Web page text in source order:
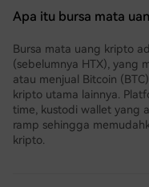
Apa itu bursa mata
Bursa mata uang kripto
(sebelumnya HTX), yang
atau menjual Bitcoin
kripto utama lainnya.
time, kustodi wallet yang
ramp sehingga
kripto.